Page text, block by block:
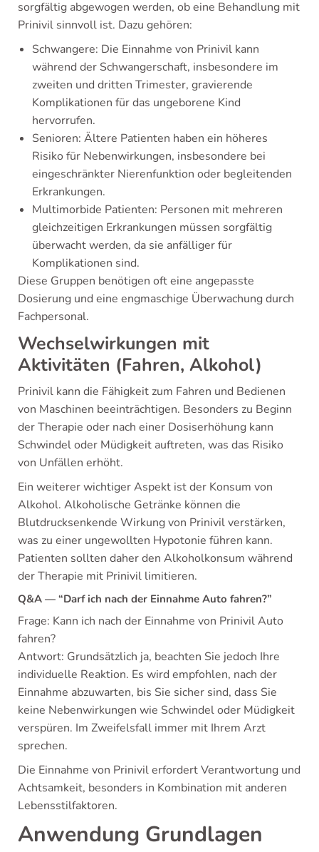
sorgfältig abgewogen werden, ob eine Behandlung mit
Prinivil sinnvoll ist. Dazu gehören:
Schwangere: Die Einnahme von Prinivil kann
während der Schwangerschaft, insbesondere im
zweiten und dritten Trimester, gravierende
Komplikationen für das ungeborene Kind
hervorrufen.
Senioren: Ältere Patienten haben ein höheres
Risiko für Nebenwirkungen, insbesondere bei
eingeschränkter Nierenfunktion oder begleitenden
Erkrankungen.
Multimorbide Patienten: Personen mit mehreren
gleichzeitigen Erkrankungen müssen sorgfältig
überwacht werden, da sie anfälliger für
Komplikationen sind.
Diese Gruppen benötigen oft eine angepasste
Dosierung und eine engmaschige Überwachung durch
Fachpersonal.
Wechselwirkungen mit
Aktivitäten (Fahren, Alkohol)
Prinivil kann die Fähigkeit zum Fahren und Bedienen
von Maschinen beeinträchtigen. Besonders zu Beginn
der Therapie oder nach einer Dosiserhöhung kann
Schwindel oder Müdigkeit auftreten, was das Risiko
von Unfällen erhöht.
Ein weiterer wichtiger Aspekt ist der Konsum von
Alkohol. Alkoholische Getränke können die
Blutdrucksenkende Wirkung von Prinivil verstärken,
was zu einer ungewollten Hypotonie führen kann.
Patienten sollten daher den Alkoholkonsum während
der Therapie mit Prinivil limitieren.
Q&A — “Darf ich nach der Einnahme Auto fahren?”
Frage: Kann ich nach der Einnahme von Prinivil Auto
fahren?
Antwort: Grundsätzlich ja, beachten Sie jedoch Ihre
individuelle Reaktion. Es wird empfohlen, nach der
Einnahme abzuwarten, bis Sie sicher sind, dass Sie
keine Nebenwirkungen wie Schwindel oder Müdigkeit
verspüren. Im Zweifelsfall immer mit Ihrem Arzt
sprechen.
Die Einnahme von Prinivil erfordert Verantwortung und
Achtsamkeit, besonders in Kombination mit anderen
Lebensstilfaktoren.
Anwendung Grundlagen